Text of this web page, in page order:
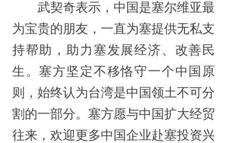
武契奇表示，中国是塞尔维亚最
为宝贵的朋友，一直为塞提供无私支
持帮助，助力塞发展经济、改善民
生。塞方坚定不移恪守一个中国原
则，始终认为台湾是中国领土不可分
割的一部分。塞方愿与中国扩大经贸
往来，欢迎更多中国企业赴塞投资兴